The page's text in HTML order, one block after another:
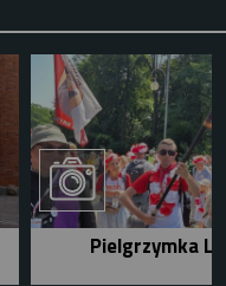
Pielgrzymka